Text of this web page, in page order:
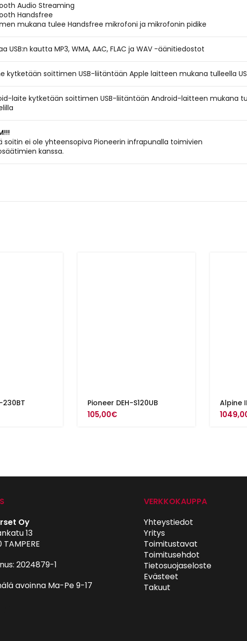
Audio Streaming
Handsfree
mukana tulee Handsfree mikrofoni ja mikrofonin pidike
USB:n kautta MP3, WMA, AAC, FLAC ja WAV -äänitiedostot
kytketään soittimen USB-liitäntään Apple laitteen mukana tulleella
laite kytketään soittimen USB-liitäntään Android-laitteen mukana
soitin ei ole yhteensopiva Pioneerin infrapunalla toimivien
kanssa.
230BT Pioneer DEH-S120UB
105,00€
Alpine
Oy
13
2024879-1
avoinna Ma-Pe 9-17
VERKKOKAUPPA
Yhteystiedot
Yritys
Toimitustavat
Toimitusehdot
Tietosuojaseloste
Evästeet
Takuut